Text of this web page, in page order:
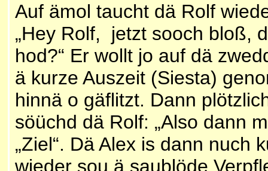
Auf ämol taucht dä Rolf
„Hey Rolf, jetzt sooch bloß,
hod?“ Er wollt jo auf dä
ä kurze Auszeit (Siesta)
hinnä o gäflitzt. Dann
söüchd dä Rolf: „Also dann
„Ziel“. Dä Alex is dann nuch
wieder sou ä saublöde